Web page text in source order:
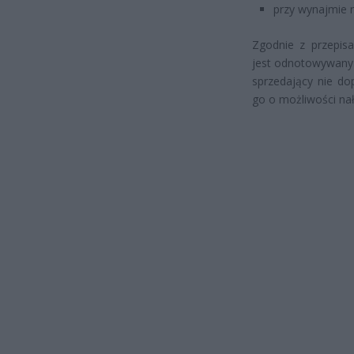
przy wynajmie
Zgodnie z
jest
sprzedający nie
go o możliwości